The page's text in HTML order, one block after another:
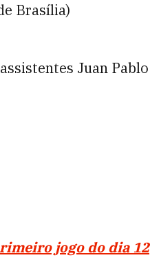
Brasília)
Juan Pablo
jogo do dia 12